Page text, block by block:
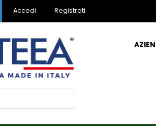
Accedi Registrati